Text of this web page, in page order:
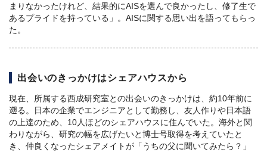
まりなかったけれど、結果的にAISを選んで良かったし、修了生で
あるプライドを持っている」。AISに関する思い出を語ってもらっ
た。
出会いのきっかけはシェアハウスから
現在、所属する西成研究室との出会いのきっかけは、約10年前に
遡る。日本の企業でエンジニアとして勤務し、友人作りや日本語
の上達のため、10人ほどのシェアハウスに住んでいた。海外と関
わりながら、研究の幅を広げたいと博士号取得を考えていたと
き、仲良くなったシェアメイトが「うちの父に聞いてみたら？」